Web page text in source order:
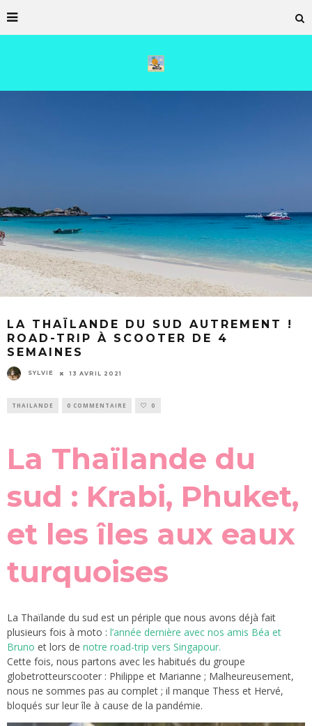
LA THAÏLANDE DU SUD AUTREMENT !
ROAD-TRIP À SCOOTER DE 4
SEMAINES
SYLVIE 13 AVRIL 2021
THAILANDE 0 COMMENTAIRE 0
La Thaïlande du
sud : Krabi, Phuket,
et les îles aux eaux
turquoises
La Thaïlande du sud est un périple que nous avons déjà fait
plusieurs fois à moto : l’année dernière avec nos amis Béa et
Bruno et lors de notre road-trip vers Singapour.
Cette fois, nous partons avec les habitués du groupe
globetrotteurscooter : Philippe et Marianne ; Malheureusement,
nous ne sommes pas au complet ; il manque Thess et Hervé,
bloqués sur leur île à cause de la pandémie.